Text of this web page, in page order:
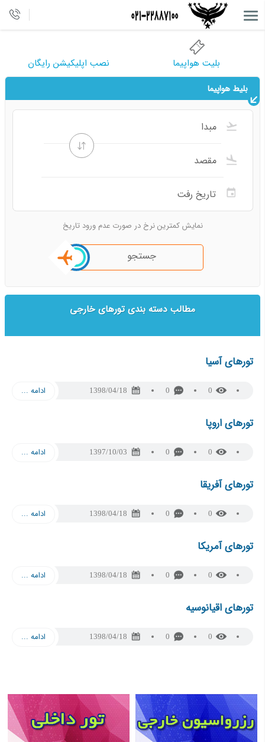
بلیت هواپیما نصب اپلیکیشن رایگان
بلیط هواپیما
نمایش کمترین نرخ در صورت عدم ورود تاریخ
جستجو
مطالب دسته بندی تورهای خارجی
تورهای آسیا
0
0
1398/04/18 ادامه ...
تورهای اروپا
0
0
1397/10/03 ادامه ...
تورهای آفریقا
0
0
1398/04/18 ادامه ...
تورهای آمریکا
0
0
1398/04/18 ادامه ...
تورهای اقیانوسیه
0
0
1398/04/18 ادامه ...